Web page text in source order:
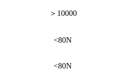
＞10000
<80N
<80N